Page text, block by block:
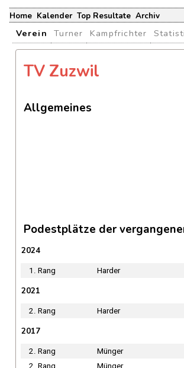
Home Kalender Top Resultate Archiv
Verein Turner Kampfrichter
TV Zuzwil
Allgemeines
Podestplätze der
2024
1. Rang Harder
2021
2. Rang Harder
2017
2. Rang Münger
2. Rang
Münger